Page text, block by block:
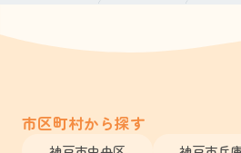
市区町村から探す